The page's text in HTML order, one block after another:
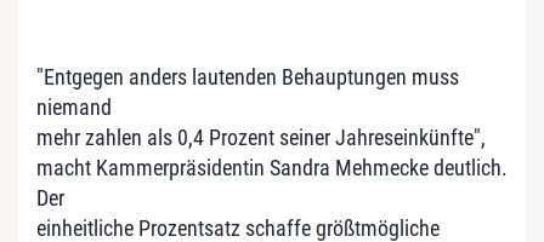
"Entgegen anders lautenden Behauptungen muss
niemand
mehr zahlen als 0,4 Prozent seiner Jahreseinkünfte",
macht Kammerpräsidentin Sandra Mehmecke deutlich.
Der
einheitliche Prozentsatz schaffe größtmögliche